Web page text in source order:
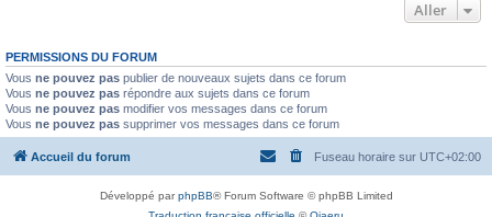
Aller
PERMISSIONS DU FORUM
Vous ne pouvez pas publier de nouveaux sujets dans ce forum
Vous ne pouvez pas répondre aux sujets dans ce forum
Vous ne pouvez pas modifier vos messages dans ce forum
Vous ne pouvez pas supprimer vos messages dans ce forum
Accueil du forum Fuseau horaire sur UTC+02:00
Développé parphpBB® Forum Software © phpBB Limited